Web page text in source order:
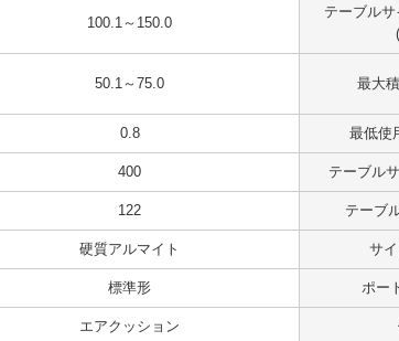
100.1～150.0
テーブルサ
50.1～75.0 最大
0.8 最低使
400 テーブル
122 テーブ
硬質アルマイト サ
標準形 ポー
エアクッション